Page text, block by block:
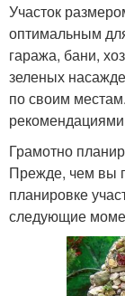
Участок
оптимальным
гаража, бани,
зеленых
по своим
Грамотно
Прежде, чем вы
планировке
следующие